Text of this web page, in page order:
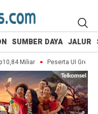
SUMBER DAYA JALUR
Miliar Peserta UI Green